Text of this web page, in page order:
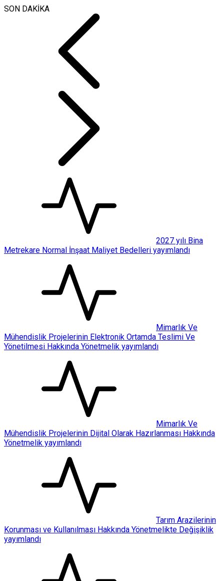
SON DAKİKA
2027 yılı Bina
Metrekare Normal İnşaat Maliyet Bedelleri yayımlandı
Mimarlık Ve
Mühendislik Projelerinin Elektronik Ortamda Teslimi Ve
Yönetilmesi Hakkında Yönetmelik yayımlandı
Mimarlık Ve
Mühendislik Projelerinin Dijital Olarak Hazırlanması Hakkında
Yönetmelik yayımlandı
Tarım Arazilerinin
Korunması ve Kullanılması Hakkında Yönetmelikte Değişiklik
yayımlandı